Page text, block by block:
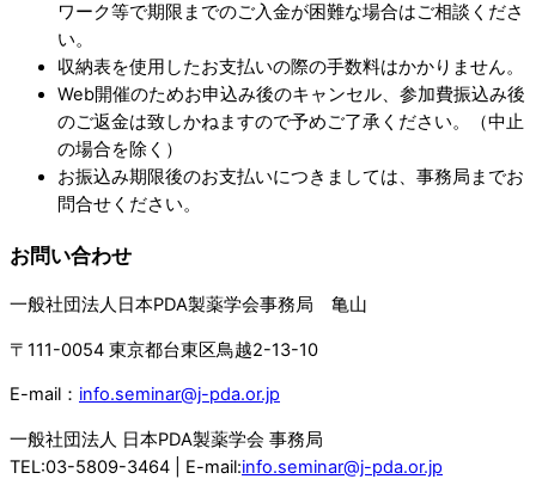
ワーク等で期限までのご入金が困難な場合はご相談くださ
い。
収納表を使用したお支払いの際の手数料はかかりません。
Web開催のためお申込み後のキャンセル、参加費振込み後
のご返金は致しかねますので予めご了承ください。（中止
の場合を除く）
お振込み期限後のお支払いにつきましては、事務局までお
問合せください。
お問い合わせ
一般社団法人日本PDA製薬学会事務局 亀山
〒111-0054 東京都台東区鳥越2-13-10
E-mail： info.seminar@j-pda.or.jp
一般社団法人 日本PDA製薬学会 事務局
TEL:03-5809-3464 | E-mail:info.seminar@j-pda.or.jp